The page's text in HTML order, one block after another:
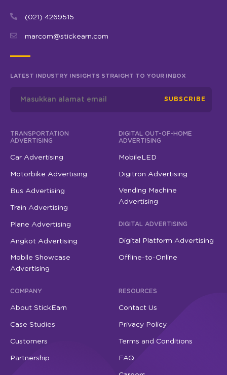
(021) 4269515
marcom@stickearn.com
LATEST INDUSTRY INSIGHTS STRAIGHT TO YOUR INBOX
SUBSCRIBE
TRANSPORTATION
ADVERTISING
Car Advertising
Motorbike Advertising
Bus Advertising
Train Advertising
Plane Advertising
Angkot Advertising
Mobile Showcase
Advertising
DIGITAL OUT-OF-HOME
ADVERTISING
MobileLED
Digitron Advertising
Vending Machine
Advertising
DIGITAL ADVERTISING
Digital Platform Advertising
Offline-to-Online
COMPANY
About StickEarn
Case Studies
Customers
Partnership
RESOURCES
Contact Us
Privacy Policy
Terms and Conditions
FAQ